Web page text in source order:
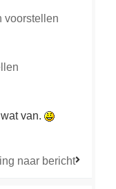
voorstellen
van.
naar bericht